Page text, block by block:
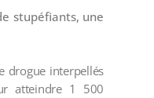
stupéfiants, une
drogue interpellés
atteindre 1 500